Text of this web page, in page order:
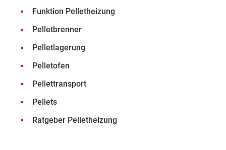
Funktion Pelletheizung
Pelletbrenner
Pelletlagerung
Pelletofen
Pellettransport
Pellets
Ratgeber Pelletheizung